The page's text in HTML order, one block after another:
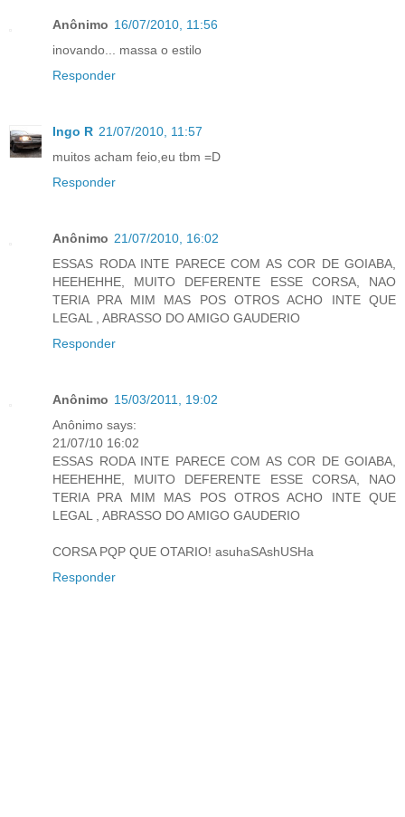
Anônimo 16/07/2010, 11:56
inovando... massa o estilo
Responder
Ingo R 21/07/2010, 11:57
muitos acham feio,eu tbm =D
Responder
Anônimo 21/07/2010, 16:02
ESSAS RODA INTE PARECE COM AS COR DE GOIABA,
HEEHEHHE, MUITO DEFERENTE ESSE CORSA, NAO
TERIA PRA MIM MAS POS OTROS ACHO INTE QUE
LEGAL , ABRASSO DO AMIGO GAUDERIO
Responder
Anônimo 15/03/2011, 19:02
Anônimo says:
21/07/10 16:02
ESSAS RODA INTE PARECE COM AS COR DE GOIABA,
HEEHEHHE, MUITO DEFERENTE ESSE CORSA, NAO
TERIA PRA MIM MAS POS OTROS ACHO INTE QUE
LEGAL , ABRASSO DO AMIGO GAUDERIO
CORSA PQP QUE OTARIO! asuhaSAshUSHa
Responder